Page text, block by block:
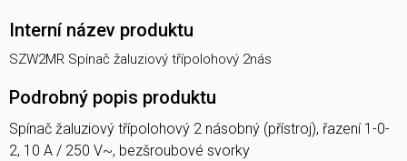
Interní název produktu
SZW2MR Spínač žaluziový třípolohový 2nás
Podrobný popis produktu
Spínač žaluziový třípolohový 2 násobný (přístroj), řazení 1-0-
2, 10 A / 250 V~, bezšroubové svorky